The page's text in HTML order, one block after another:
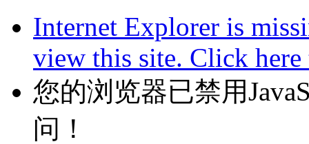
Internet Explorer is
view this site. Click
您的浏览器已禁用
问！